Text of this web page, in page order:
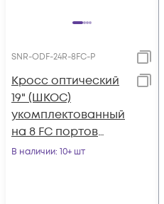
SNR-ODF-24R-8FC-P
Кросс оптический
19" (ШКОС)
укомплектованный
на 8 FC портов
(комплект с
В наличии: 10+ шт